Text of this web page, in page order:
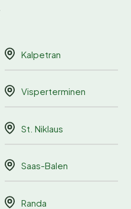
Kalpetran
Visperterminen
St. Niklaus
Saas-Balen
Randa